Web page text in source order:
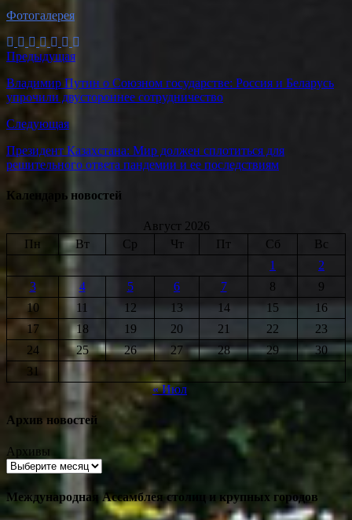
Фотогалерея
Предыдущая
Владимир Путин о Союзном государстве: Россия и Беларусь
упрочили двустороннее сотрудничество
Следующая
Президент Казахстана: Мир должен сплотиться для
решительного ответа пандемии и ее последствиям
Календарь новостей
Август 2026
Пн
Вт Ср Чт Пт Сб
Вс
1
2
3
4 5 6 7 8
9
10
11 12 13 14 15
16
17
18 19 20 21 22
23
24
25 26 27 28 29
30
31
« Июл
Архив новостей
Архивы
Международная Ассамблея столиц и крупных городов